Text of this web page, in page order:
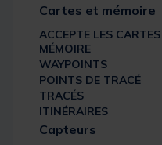
Cartes et mémoire
ACCEPTE LES CARTES
MÉMOIRE
WAYPOINTS
POINTS DE TRACÉ
TRACÉS
ITINÉRAIRES
Capteurs